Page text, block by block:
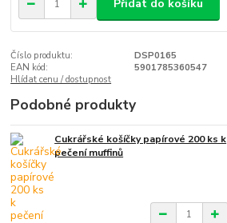
Přidat do košíku
Číslo produktu:
DSP0165
EAN kód:
5901785360547
Hlídat cenu / dostupnost
Podobné produkty
Cukrářské košíčky papírové 200 ks k
pečení muffinů